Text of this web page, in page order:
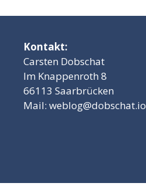
Kontakt:
Carsten Dobschat
Im Knappenroth 8
66113 Saarbrücken
Mail: weblog@dobschat.io